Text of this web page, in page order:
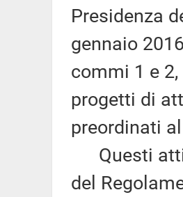
Presidenza
gennaio
commi 1 e
progetti di
preordinati
Questi atti
del